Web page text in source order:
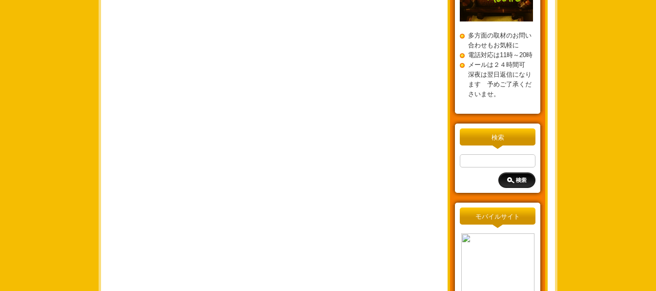
多方面の取材のお問い
合わせもお気軽に
電話対応は11時～20時
メールは２４時間可
深夜は翌日返信になり
ます 予めご了承くだ
さいませ。
検索
モバイルサイト